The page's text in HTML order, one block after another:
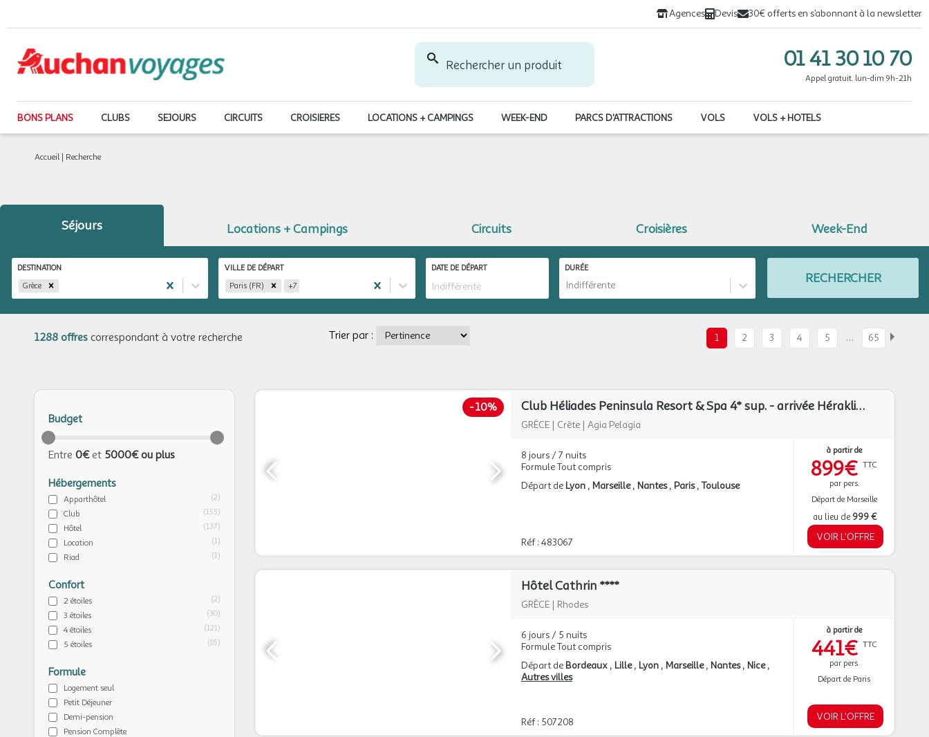
Agences Devis 30€ offerts en s’abonnant à la newsletter
Rechercher un produit 01 41 30 10 70
Appel gratuit. lun-dim 9h-21h
BONS PLANS CLUBS SEJOURS CIRCUITS CROISIERES LOCATIONS + CAMPINGS WEEK-END PARCS D'ATTRACTIONS VOLS VOLS + HOTELS
Accueil Recherche
Séjours Locations + Campings Circuits Croisières Week-End
DESTINATION
Grèce
VILLE DE DÉPART
Paris (FR) +7
DATE DE DÉPART DURÉE
Indifférente RECHERCHER
1288 offres correspondant à votre recherche Trier par : 1 2 3 4 5 … 65
Budget
Entre 0€et 5000€ ou plus
Hébergements
Apparthôtel (2)
Club (155)
Hôtel (137)
Location (1)
Riad (1)
Confort
2 étoiles (2)
3 étoiles (30)
4 étoiles (121)
5 étoiles (85)
Formule
Logement seul
Petit Déjeuner
Demi-pension
Pension Complète
-10% Club Héliades Peninsula Resort & Spa 4* sup. - arrivée Héraklion -Vols spéciaux avec bagages inclus
GRÈCE | Crète | Agia Pelagia
8 jours / 7 nuits
Formule Tout compris
Départ de Lyon Marseille Nantes Paris Toulouse
Réf : 483067
à partir de
899€ TTC
par pers.
Départ de Marseille
au lieu de 999 €
VOIR L'OFFRE
Hôtel Cathrin ****
GRÈCE | Rhodes
6 jours / 5 nuits
Formule Tout compris
Départ de Bordeaux Lille Lyon Marseille Nantes Nice
Autres villes
Réf : 507208
à partir de
441€ TTC
par pers.
Départ de Paris
VOIR L'OFFRE